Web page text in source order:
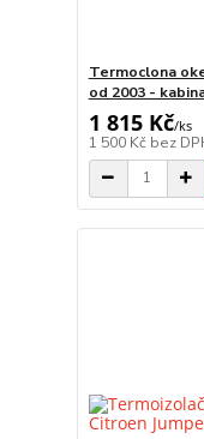
Termoclona
od 2003 -
1 815 Kč/ks
1 500 Kč bez